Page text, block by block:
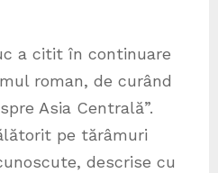
a citit în continuare
roman, de curând
Asia Centrală”.
pe tărâmuri
descrise cu